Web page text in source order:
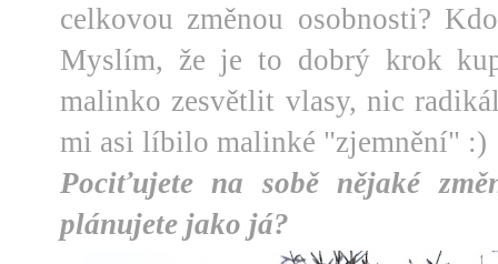
celkovou změnou osobnosti?
Myslím, že je to dobrý krok
malinko zesvětlit vlasy, nic
mi asi líbilo malinké "zjemnění" :)
Pociťujete na sobě nějaké
plánujete jako já?